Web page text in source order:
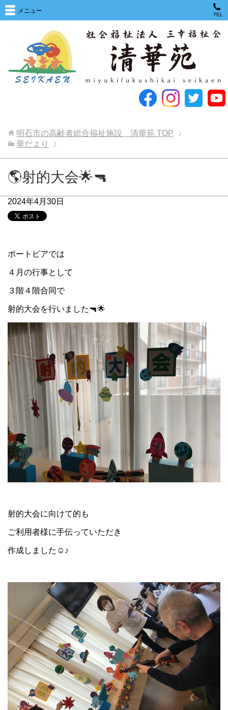
メニュー
TEL
明石市の高齢者総合福祉施設 清華苑 TOP
華だより
🌎射的大会🌟🔫
2024年4月30日
ポートピアでは
４月の行事として
３階４階合同で
射的大会を行いました🔫🌟
射的大会に向けて的も
ご利用者様に手伝っていただき
作成しました☺♪